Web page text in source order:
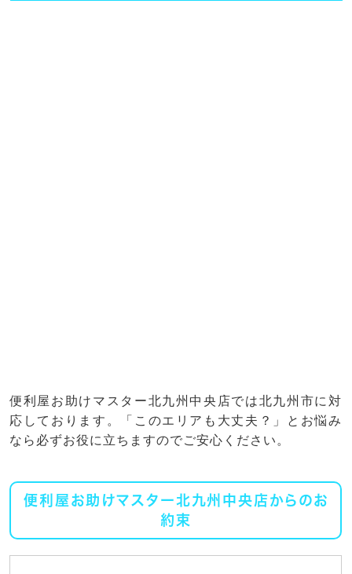
便利屋お助けマスター北九州中央店では北九州市に対
応しております。「このエリアも大丈夫？」とお悩み
なら必ずお役に立ちますのでご安心ください。
便利屋お助けマスター北九州中央店からのお
約束